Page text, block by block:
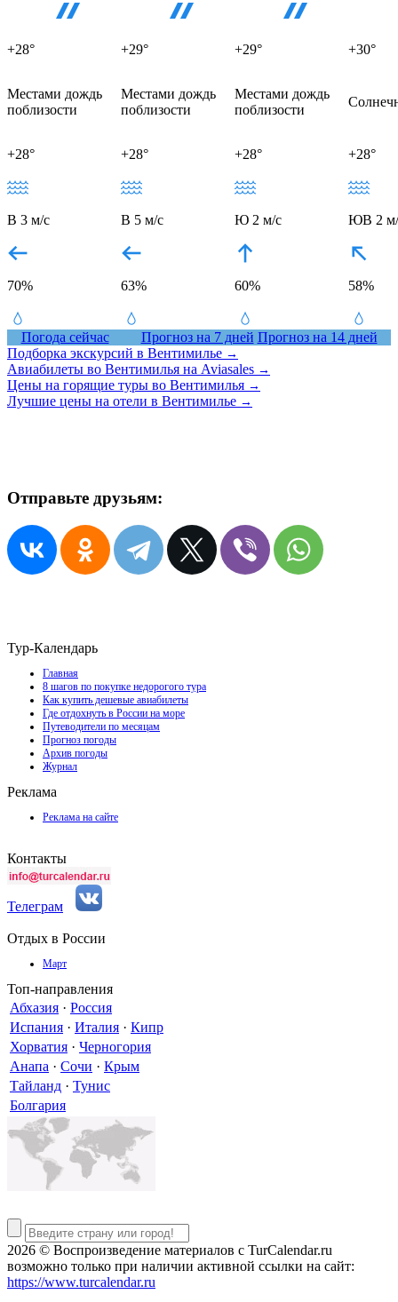
+28° +29° +29° +30°
Местами дождь
поблизости
Местами дождь
поблизости
Местами дождь
поблизости
+28°
В 3 м/с
70%
+28°
В 5 м/с
63%
+28°
Ю 2 м/с
60%
+28°
ЮВ 2
58%
Погода сейчас Прогноз на 7 дней Прогноз на 14 дней
Подборка экскурсий в Вентимилье →
Авиабилеты во Вентимилья на Aviasales →
Цены на горящие туры во Вентимилья →
Лучшие цены на отели в Вентимилье →
Отправьте друзьям:
Тур-Календарь
Главная
8 шагов по покупке недорогого тура
Как купить дешевые авиабилеты
Где отдохнуть в России на море
Путеводители по месяцам
Прогноз погоды
Архив погоды
Журнал
Реклама
Реклама на сайте
Контакты
Телеграм
Отдых в России
Март
Топ-направления
Абхазия · Россия
Испания · Италия · Кипр
Хорватия · Черногория
Анапа · Сочи · Крым
Тайланд · Тунис
Болгария
2026 © Воспроизведение материалов c TurCalendar.ru
возможно только при наличии активной ссылки на сайт:
https://www.turcalendar.ru